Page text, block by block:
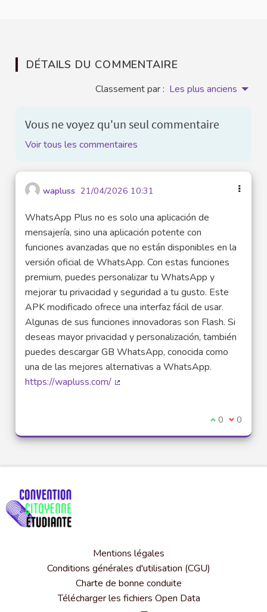
DÉTAILS DU COMMENTAIRE
Classement par : Les plus anciens
Vous ne voyez qu'un seul commentaire
Voir tous les commentaires
wapluss 21/04/2026 10:31
WhatsApp Plus no es solo una aplicación de
mensajería, sino una aplicación potente con
funciones avanzadas que no están disponibles en la
versión oficial de WhatsApp. Con estas funciones
premium, puedes personalizar tu WhatsApp y
mejorar tu privacidad y seguridad a tu gusto. Este
APK modificado ofrece una interfaz fácil de usar.
Algunas de sus funciones innovadoras son Flash. Si
deseas mayor privacidad y personalización, también
puedes descargar GB WhatsApp, conocida como
una de las mejores alternativas a WhatsApp.
https://wapluss.com/
Je suis
0 Je ne
0
Mentions légales
Conditions générales d'utilisation (CGU)
Charte de bonne conduite
Télécharger les fichiers Open Data